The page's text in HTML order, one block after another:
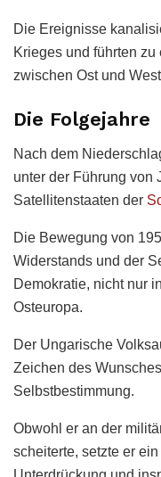
Die Ereignisse
Krieges und führten
zwischen Ost und
Die Folgejahre
Nach dem
unter der Führung von
Satellitenstaaten der
Die Bewegung von
Widerstands und der
Demokratie, nicht nur
Osteuropa.
Der Ungarische
Zeichen des
Selbstbestimmung.
Obwohl er an der
scheiterte, setzte er